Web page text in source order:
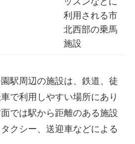
利用される市
北西部の乗馬
施設
駅周辺の施設は、鉄道、徒
で利用しやすい場所にあり
では駅から距離のある施設
クシー、送迎車などによる